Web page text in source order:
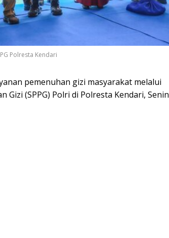
Polresta Kendari
pemenuhan gizi masyarakat melalui
(SPPG) Polri di Polresta Kendari, Senin